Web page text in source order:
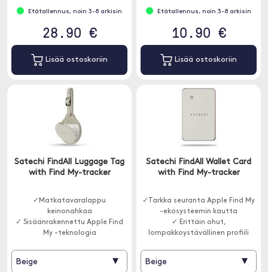
Etätallennus, noin 3-8 arkisin
28.90 €
Lisää ostoskoriin
Etätallennus, noin 3-8 arkisin
10.90 €
Lisää ostoskoriin
Satechi FindAll Luggage Tag
with Find My-tracker
✓Matkatavaralappu
keinonahkaa
✓ Sisäänrakennettu Apple Find
My -teknologia
Beige ▾
Satechi FindAll Wallet Card
with Find My-tracker
✓Tarkka seuranta Apple Find My
-ekosysteemin kautta
✓ Erittäin ohut,
lompakkoystävällinen profiili
Beige ▾